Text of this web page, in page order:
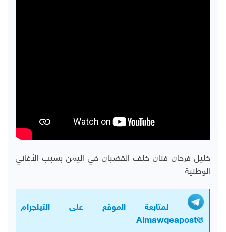
خليل فرحان فنان خلف القضبان في اليمن بسبب الأغاني
الوطنية
لمتابعة الموقع على التيلجرام
@Almawqeapost